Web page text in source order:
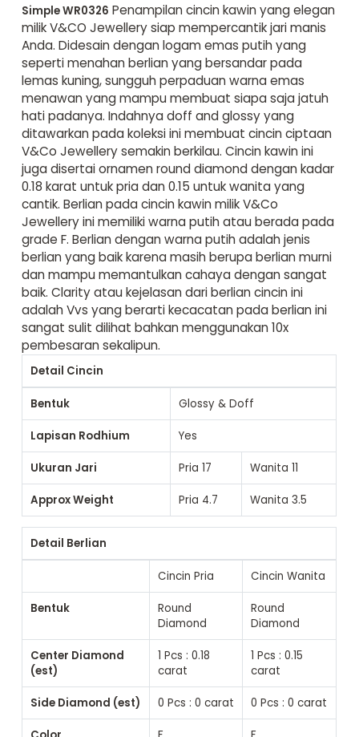
Simple WR0326 Penampilan cincin kawin yang elegan
milik V&CO Jewellery siap mempercantik jari manis
Anda. Didesain dengan logam emas putih yang
seperti menahan berlian yang bersandar pada
lemas kuning, sungguh perpaduan warna emas
menawan yang mampu membuat siapa saja jatuh
hati padanya. Indahnya doff and glossy yang
ditawarkan pada koleksi ini membuat cincin ciptaan
V&Co Jewellery semakin berkilau. Cincin kawin ini
juga disertai ornamen round diamond dengan kadar
0.18 karat untuk pria dan 0.15 untuk wanita yang
cantik. Berlian pada cincin kawin milik V&Co
Jewellery ini memiliki warna putih atau berada pada
grade F. Berlian dengan warna putih adalah jenis
berlian yang baik karena masih berupa berlian murni
dan mampu memantulkan cahaya dengan sangat
baik. Clarity atau kejelasan dari berlian cincin ini
adalah Vvs yang berarti kecacatan pada berlian ini
sangat sulit dilihat bahkan menggunakan 10x
pembesaran sekalipun.
Detail Cincin
Bentuk Glossy & Doff
Lapisan Rodhium Yes
Ukuran Jari Pria17 Wanita11
Approx Weight Pria 4.7 Wanita3.5
Detail Berlian
Cincin Pria Cincin Wanita
Bentuk
Round
Diamond
Round
Diamond
Center Diamond
(est)
1 Pcs : 0.18
carat
1 Pcs : 0.15
carat
Side Diamond (est) 0 Pcs : 0 carat 0 Pcs : 0 carat